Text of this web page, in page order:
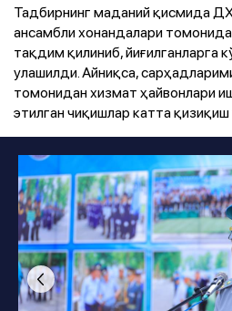
Тадбирнинг маданий қисмида
ансамбли хонандалари
тақдим қилиниб, йиғилганларга
улашилди. Айниқса,
томонидан хизмат ҳайвонлари
этилган чиқишлар катта